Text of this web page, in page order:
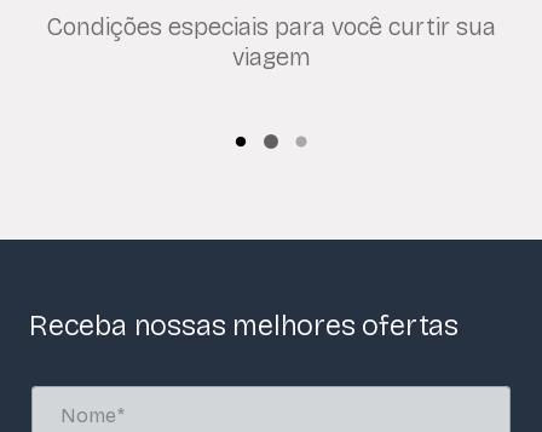
Condições especiais para você curtir sua
viagem
Receba nossas melhores ofertas